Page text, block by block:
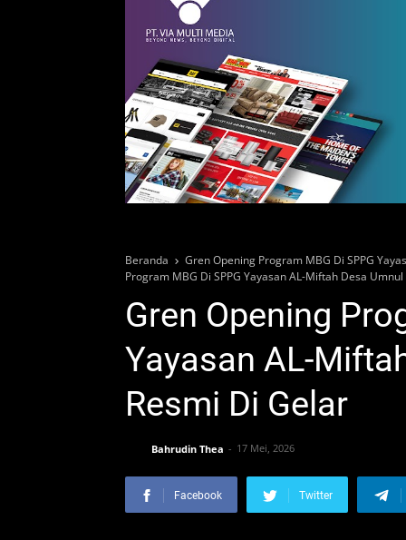
Beranda
Gren Opening Program MBG Di SPPG
Program MBG Di SPPG Yayasan AL-Miftah Desa
Gren Opening
Yayasan AL-
Resmi Di Gelar
Bahrudin Thea 17 Mei, 2026
Facebook Twitter